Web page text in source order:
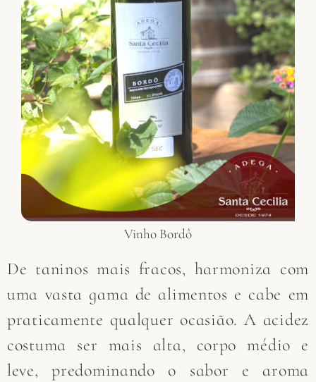
Vinho Bordô
De taninos mais fracos, harmoniza com
uma vasta gama de alimentos e cabe em
praticamente qualquer ocasião. A acidez
costuma ser mais alta, corpo médio e
leve, predominando o sabor e aroma